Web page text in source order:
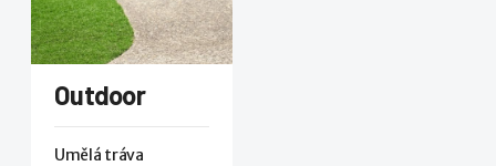
Outdoor
Umělá tráva